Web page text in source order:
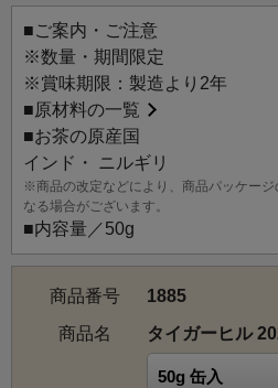
していて、凝縮感ある穏やかな
今年のラインアップの中でミル
です。アッサム好きにもおすす
ギリ紅茶のすっきりとしたミル
い。
【茶園情報】
インド南部の山岳地帯にあるタ
1,500～2,500mの範囲に広がって
恵まれた気候条件と肥沃な土壌
し、ほのかな柑橘系の香りを持
■ご案内・ご注意
※数量・期間限定
※賞味期限：製造より2年
■原材料の一覧
■お茶の原産国
インド・ ニルギリ
※商品の改定などにより、商品パッケー
なる場合がございます。
■内容量／50g
商品番号
1885
商品名
タイガーヒル